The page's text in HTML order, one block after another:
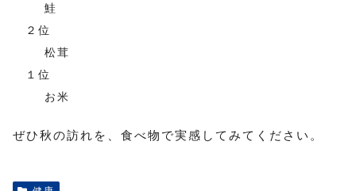
鮭
２位
松茸
１位
お米
ぜひ秋の訪れを、食べ物で実感してみてください。